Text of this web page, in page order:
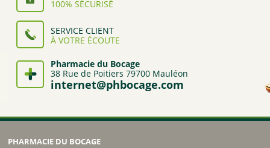
100% SÉCURISÉ
SERVICE CLIENT
À VOTRE ÉCOUTE
Pharmacie du Bocage
38 Rue de Poitiers 79700 Mauléon
internet@phbocage.com
PHARMACIE DU BOCAGE